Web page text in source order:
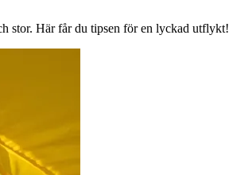
stor. Här får du tipsen för en lyckad utflykt!